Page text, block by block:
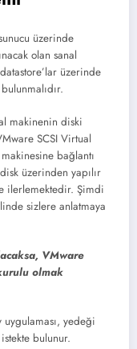
üzerinde
olan sanal
üzerinde
makinenin diski
SCSI Virtual
bağlantı
üzerinden yapılır
ilerlemektedir. Şimdi
sizlere anlatmaya
VMware
olmak
yedeği
bulunur.